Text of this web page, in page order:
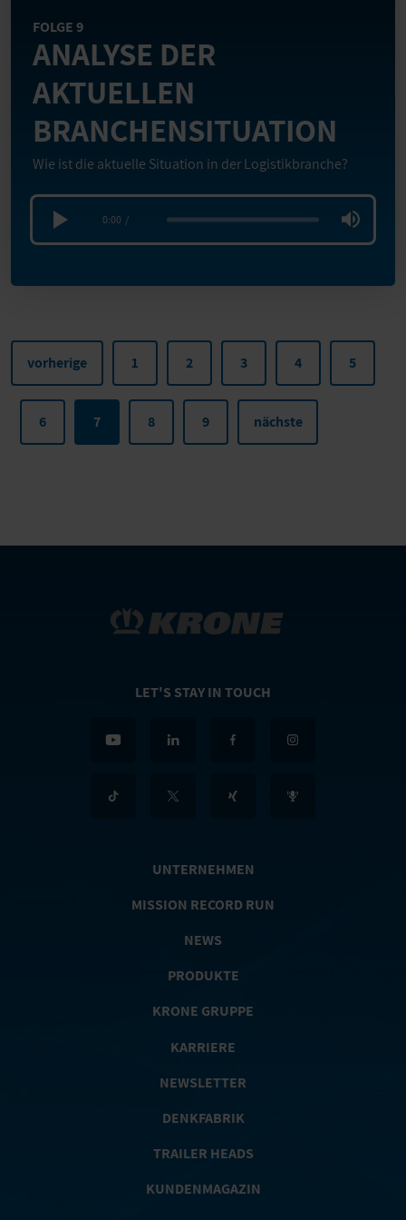
FOLGE 9
ANALYSE DER
AKTUELLEN
BRANCHENSITUATION
Wie ist die aktuelle Situation in der Logistikbranche?
0:00 /
vorherige 1 2 3 4 5
6 7 8 9 nächste
LET'S STAY IN TOUCH
UNTERNEHMEN
MISSION RECORD RUN
NEWS
PRODUKTE
KRONE GRUPPE
KARRIERE
NEWSLETTER
DENKFABRIK
TRAILER HEADS
KUNDENMAGAZIN